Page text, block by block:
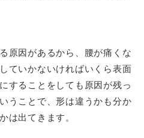
原因があるから、腰が痛くな
ていかないければいくら表面
することをしても原因が残っ
うことで、形は違うかも分か
は出てきます。